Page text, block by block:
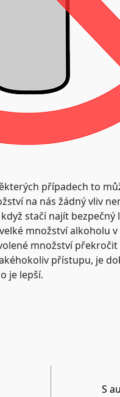
případech to
na nás žádný vliv
stačí najít bezpečný
množství alkoholu
množství
přístupu, je
je lepší.
S